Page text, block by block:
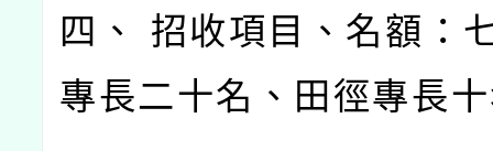
四、 招收項目、名額：
專長二十名、田徑專長